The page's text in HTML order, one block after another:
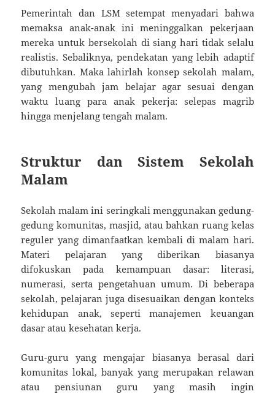
Pemerintah dan LSM setempat menyadari bahwa
memaksa anak-anak ini meninggalkan pekerjaan
mereka untuk bersekolah di siang hari tidak selalu
realistis. Sebaliknya, pendekatan yang lebih adaptif
dibutuhkan. Maka lahirlah konsep sekolah malam,
yang mengubah jam belajar agar sesuai dengan
waktu luang para anak pekerja: selepas magrib
hingga menjelang tengah malam.
Struktur dan Sistem Sekolah
Malam
Sekolah malam ini seringkali menggunakan gedung-
gedung komunitas, masjid, atau bahkan ruang kelas
reguler yang dimanfaatkan kembali di malam hari.
Materi pelajaran yang diberikan biasanya
difokuskan pada kemampuan dasar: literasi,
numerasi, serta pengetahuan umum. Di beberapa
sekolah, pelajaran juga disesuaikan dengan konteks
kehidupan anak, seperti manajemen keuangan
dasar atau kesehatan kerja.
Guru-guru yang mengajar biasanya berasal dari
komunitas lokal, banyak yang merupakan relawan
atau pensiunan guru yang masih ingin